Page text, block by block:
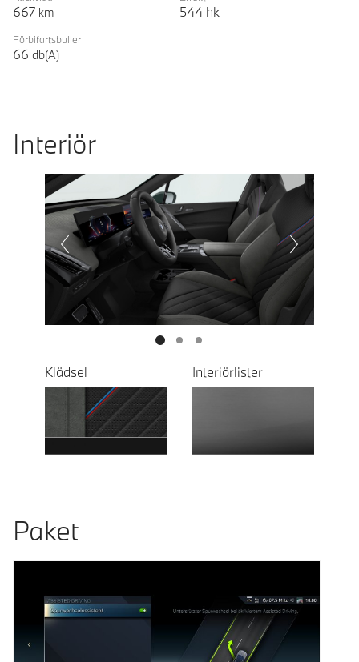
667 km 544 hk
Förbifartsbuller
66 db(A)
Interiör
Prevoius
Next
Klädsel Interiörlister
Paket